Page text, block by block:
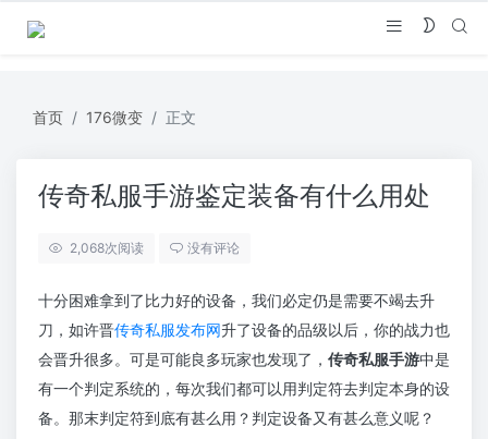
首页 176微变 正文
传奇私服手游鉴定装备有什么用处
2,068次阅读 没有评论
十分困难拿到了比力好的设备，我们必定仍是需要不竭去升
刀，如许晋传奇私服发布网升了设备的品级以后，你的战力也
会晋升很多。可是可能良多玩家也发现了， 传奇私服手游中是
有一个判定系统的，每次我们都可以用判定符去判定本身的设
备。那末判定符到底有甚么用？判定设备又有甚么意义呢？